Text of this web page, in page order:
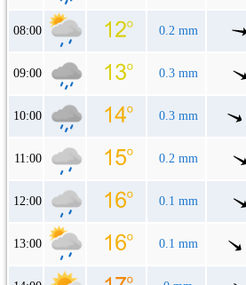
08:00 0.2 mm
09:00 0.3 mm
10:00 0.3 mm
11:00 0.2 mm
12:00 0.1 mm
13:00 0.1 mm